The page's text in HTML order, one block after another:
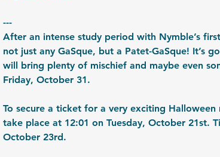
---
After an intense study period with Nymble’s
not just any GaSque, but a Patet-GaSque! It’s
will bring plenty of mischief and maybe even
Friday, October 31.
To secure a ticket for a very exciting
take place at 12:01 on Tuesday, October 21st.
October 23rd.